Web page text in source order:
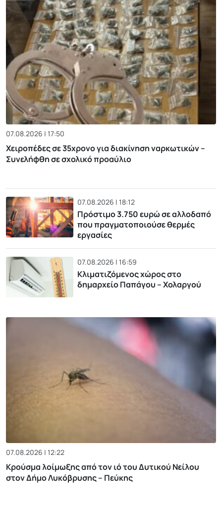
07.08.2026 | 17:50
Χειροπέδες σε 35χρονο για διακίνηση ναρκωτικών –
Συνελήφθη σε σχολικό προαύλιο
07.08.2026 | 18:12
Πρόστιμο 3.750 ευρώ σε αλλοδαπό
που πραγματοποιούσε θερμές
εργασίες
07.08.2026 | 16:59
Κλιματιζόμενος χώρος στο
δημαρχείο Παπάγου – Χολαργού
07.08.2026 | 12:22
Κρούσμα λοίμωξης από τον ιό του Δυτικού Νείλου
στον Δήμο Λυκόβρυσης – Πεύκης